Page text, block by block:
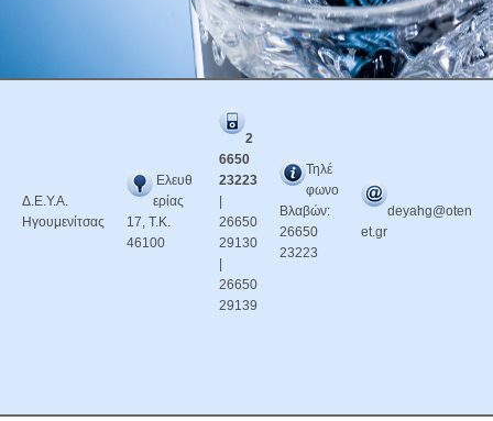
Δ.Ε.Υ.Α.
Ηγουμενίτσας
Ελευθ
ερίας
17, Τ.Κ.
46100
2
6650
23223
26650
29130
26650
29139
Τηλέ
φωνο
Βλαβών:
26650
23223
deyahg@oten
et.gr